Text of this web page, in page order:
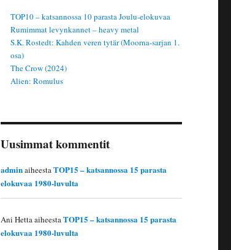
TOP10 – katsannossa 10 parasta Joulu-elokuvaa
Rumimmat levynkannet – heavy metal
S.K. Rostedt: Kahden veren tytär (Moorna-sarjan 1.
osa)
The Crow (2024)
Alien: Romulus
Uusimmat kommentit
adminaiheestaTOP15 – katsannossa 15 parasta
elokuvaa 1980-luvulta
Ani HettaaiheestaTOP15 – katsannossa 15 parasta
elokuvaa 1980-luvulta